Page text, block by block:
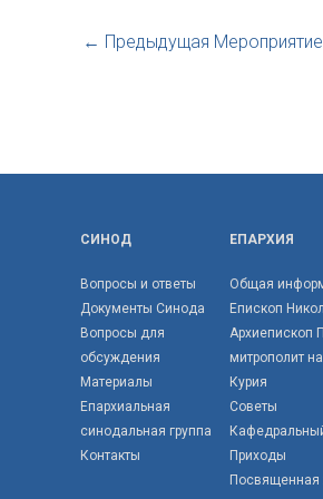
← Предыдущая Мероприятие
СИНОД
Вопросы и ответы
Документы Синода
Вопросы для
обсуждения
Материалы
Епархиальная
синодальная группа
Контакты
ЕПАРХИЯ
Общая
Епископ
Архиепископ
митрополит
Курия
Советы
Приходы
Посвященная